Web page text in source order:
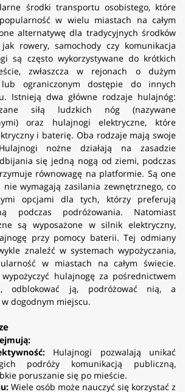
środki transportu osobistego, które
w wielu miastach na całym
alternatywę dla tradycyjnych środków
rowery, samochody czy komunikacja
są często wykorzystywane do krótkich
zwłaszcza w rejonach o dużym
ograniczonym dostępie do innych
Istnieją dwa główne rodzaje hulajnóg:
siłą ludzkich nóg (nazywane
oraz hulajnogi elektryczne, które
i baterię. Oba rodzaje mają swoje
nożne działają na zasadzie
się jedną nogą od ziemi, podczas
równowagę na platformie. Są one
nie wymagają zasilania zewnętrznego, co
opcjami dla tych, którzy preferują
podczas podróżowania. Natomiast
są wyposażone w silnik elektryczny,
przy pomocy baterii. Tej odmiany
znaleźć w systemach wypożyczania,
w miastach na całym świecie.
hulajnogę za pośrednictwem
odblokować ją, podróżować nią, a
dogodnym miejscu.
Hulajnogi pozwalają unikać
podróży komunikacją publiczną,
poruszanie się po mieście.
Wiele osób może nauczyć się korzystać z